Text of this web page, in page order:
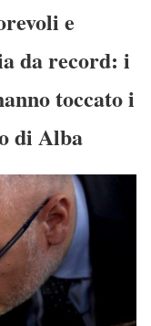
e
da record: i
toccato i
di Alba